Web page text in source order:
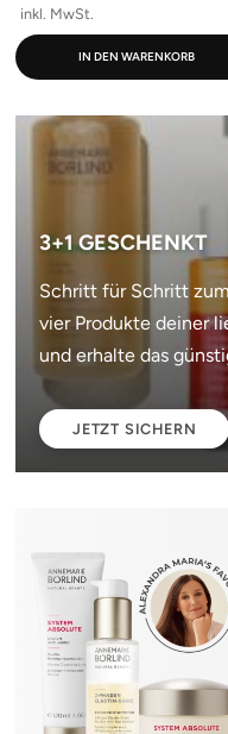
inkl. MwSt.
IN DEN WARENKORB
3+1 GESCHENKT
Schritt für Schritt
vier Produkte deiner
und erhalte das
JETZT SICHERN